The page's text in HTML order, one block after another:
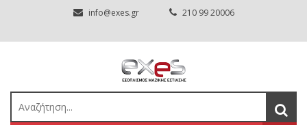
info@exes.gr 210 99 20006